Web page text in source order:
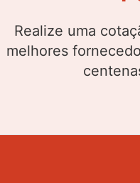
Realize uma
melhores